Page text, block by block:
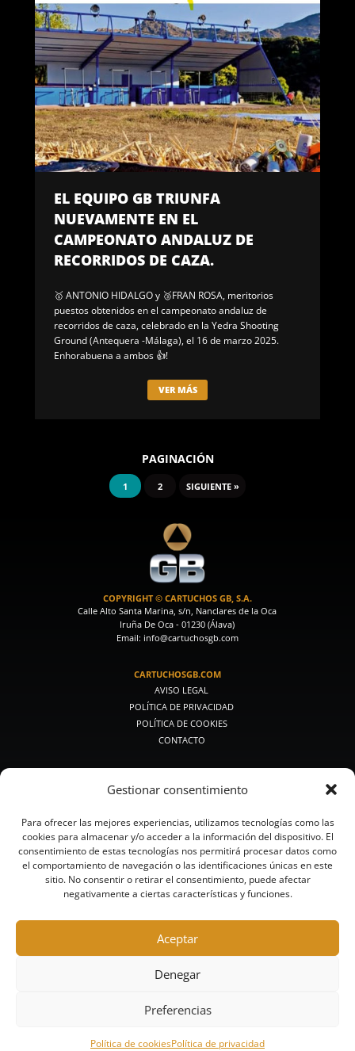
Gestionar consentimiento
Para ofrecer las mejores experiencias, utilizamos tecnologías como las
cookies para almacenar y/o acceder a la información del dispositivo. El
consentimiento de estas tecnologías nos permitirá procesar datos como
el comportamiento de navegación o las identificaciones únicas en este
sitio. No consentir o retirar el consentimiento, puede afectar
negativamente a ciertas características y funciones.
Aceptar
Denegar
Preferencias
Política de cookiesPolítica de privacidad
EL EQUIPO GB TRIUNFA
NUEVAMENTE EN EL
CAMPEONATO ANDALUZ DE
RECORRIDOS DE CAZA.
🥇 ANTONIO HIDALGO y 🥉FRAN ROSA, meritorios
puestos obtenidos en el campeonato andaluz de
recorridos de caza, celebrado en la Yedra Shooting
Ground (Antequera -Málaga), el 16 de marzo 2025.
Enhorabuena a ambos 👍!
VER MÁS
PAGINACIÓN
1 2 SIGUIENTE»
COPYRIGHT © CARTUCHOS GB, S.A.
Calle Alto Santa Marina, s/n, Nanclares de la Oca
Iruña De Oca - 01230 (Álava)
Email: info@cartuchosgb.com
CARTUCHOSGB.COM
AVISO LEGAL
POLÍTICA DE PRIVACIDAD
POLÍTICA DE COOKIES
CONTACTO
PREMIUM CAZA
CAZA CLÁSICA
BALAS Y POSTAS
CAZA ACERO
CAZA SIN PLOMO
RECORRIDOS DE CAZA Y COMPACK
ALTA COMPETICIÓN
ACERO